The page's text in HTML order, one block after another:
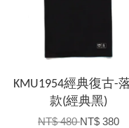
KMU1954經典復古-
款(經典黑)
NT$ 480NT$ 380